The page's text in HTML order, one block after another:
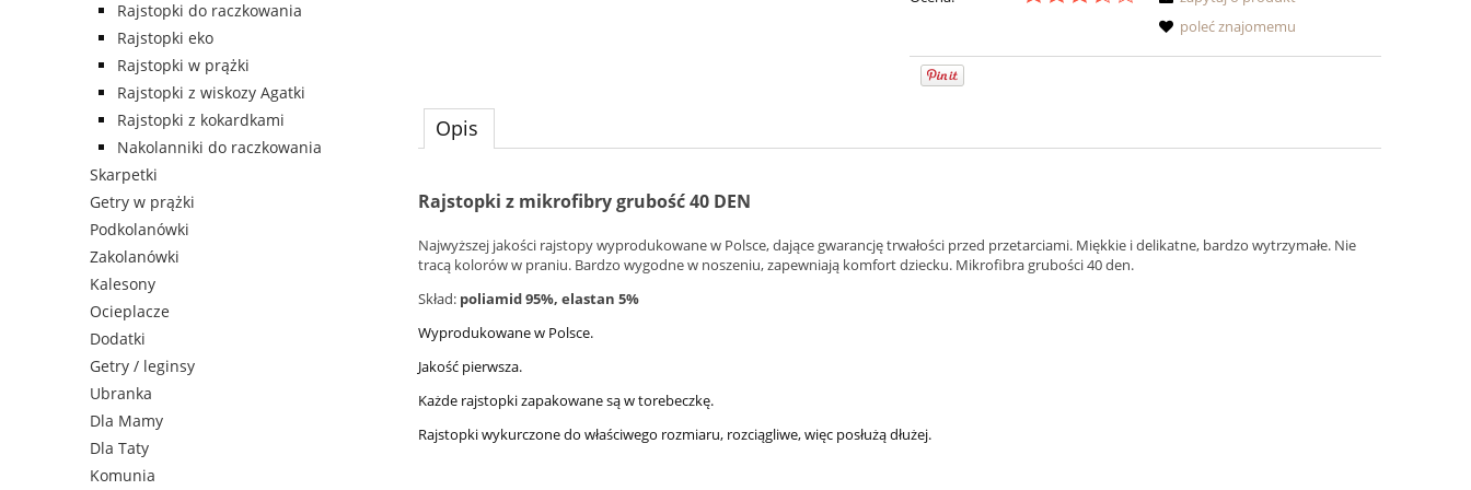
Rajstopki do raczkowania
Rajstopki eko
Rajstopki w prążki
Rajstopki z wiskozy Agatki
Rajstopki z kokardkami
Nakolanniki do raczkowania
Skarpetki
Getry w prążki
Podkolanówki
Zakolanówki
Kalesony
Ocieplacze
Dodatki
Getry / leginsy
Ubranka
Dla Mamy
Dla Taty
Komunia
poleć znajomemu
Opis
Rajstopki z mikrofibry grubość 40 DEN
Najwyższej jakości rajstopy wyprodukowane w Polsce, dające gwarancję trwałości przed przetarciami. Miękkie i delikatne, bardzo wytrzymałe. Nie
tracą kolorów w praniu. Bardzo wygodne w noszeniu, zapewniają komfort dziecku. Mikrofibra grubości 40 den.
Skład: poliamid 95%, elastan 5%
Wyprodukowane w Polsce.
Jakość pierwsza.
Każde rajstopki zapakowane są w torebeczkę.
Rajstopki wykurczone do właściwego rozmiaru, rozciągliwe, więc posłużą dłużej.